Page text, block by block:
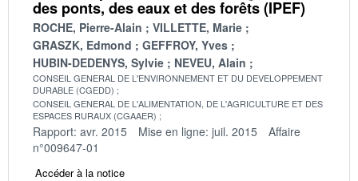
des ponts, des eaux et des forêts (IPEF)
ROCHE, Pierre-Alain
VILLETTE, Marie
GRASZK, Edmond
GEFFROY, Yves
HUBIN-DEDENYS, Sylvie
NEVEU, Alain
CONSEIL GENERAL DE L'ENVIRONNEMENT ET DU DEVELOPPEMENT
DURABLE (CGEDD)
CONSEIL GENERAL DE L'ALIMENTATION, DE L'AGRICULTURE ET DES
ESPACES RURAUX (CGAAER)
Rapport: avr. 2015 Mise en ligne: juil. 2015
Affaire
n°009647-01
Accéder à la notice